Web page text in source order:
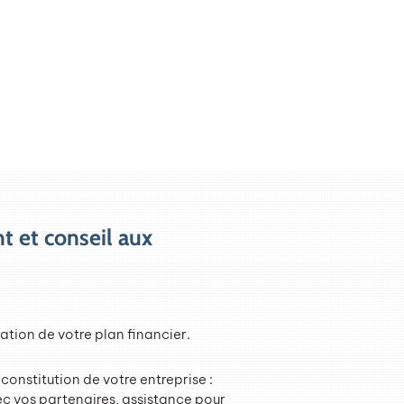
et conseil aux
de votre plan financier.
de votre entreprise :
vos partenaires, assistance pour